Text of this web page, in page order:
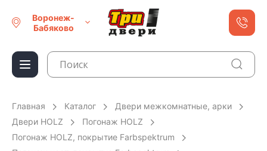
Воронеж-
Бабяково
Главная Каталог
Двери межкомнатные, арки
Двери HOLZ
Погонаж HOLZ
Погонаж HOLZ, покрытие Farbspektrum